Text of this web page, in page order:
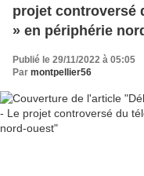
projet controversé
» en périphérie
Publié le 29/11/2022 à 05:05
Par montpellier56